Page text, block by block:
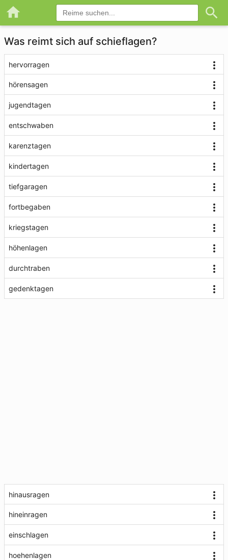
Was reimt sich auf schieflagen?
hervorragen
hörensagen
jugendtagen
entschwaben
karenztagen
kindertagen
tiefgaragen
fortbegaben
kriegstagen
höhenlagen
durchtraben
gedenktagen
hinausragen
hineinragen
einschlagen
hoehenlagen